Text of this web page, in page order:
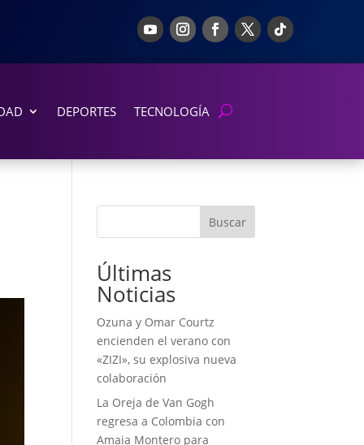
DEPORTES TECNOLOGÍA
Buscar
Últimas
Noticias
Ozuna y Omar Courtz
encienden el verano con
«ZIZI», su explosiva nueva
colaboración
La Oreja de Van Gogh
regresa a Colombia con
Amaia Montero para